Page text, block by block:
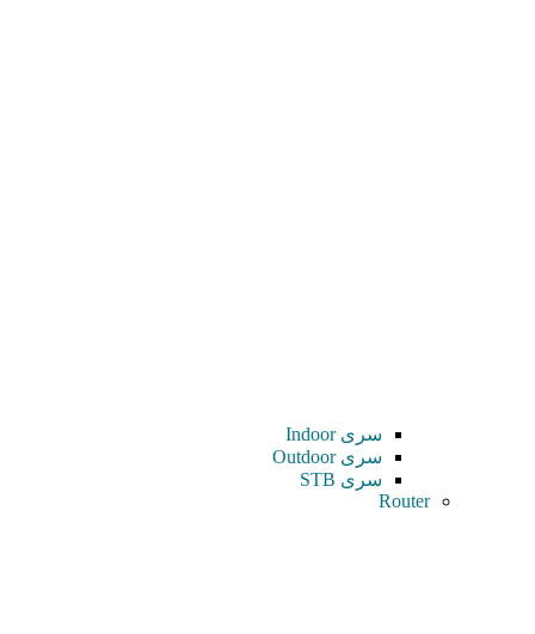
سری Indoor
سری Outdoor
سری STB
Router